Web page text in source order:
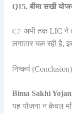
Q15. बीमा सखी
👉 अभी तक LIC ने
लगातार चल रही है,
निष्कर्ष (Conclusion)
Bima Sakhi
यह योजना न केवल